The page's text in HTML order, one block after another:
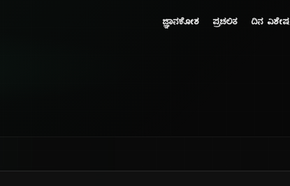
ಜ್ಞಾನಕೋಶ ಪ್ರಚಲಿತ ದಿನ ವಿಶೇಷ